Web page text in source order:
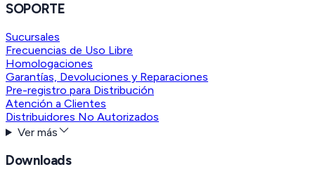
SOPORTE
Sucursales
Frecuencias de Uso Libre
Homologaciones
Garantías, Devoluciones y Reparaciones
Pre-registro para Distribución
Atención a Clientes
Distribuidores No Autorizados
Ver más
Downloads